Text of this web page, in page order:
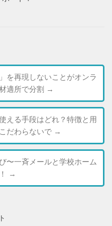
を再現しないことがオンラ
適所で分割 →
える手段はどれ？特徴と用
だわらないで →
〜一斉メールと学校ホーム
→